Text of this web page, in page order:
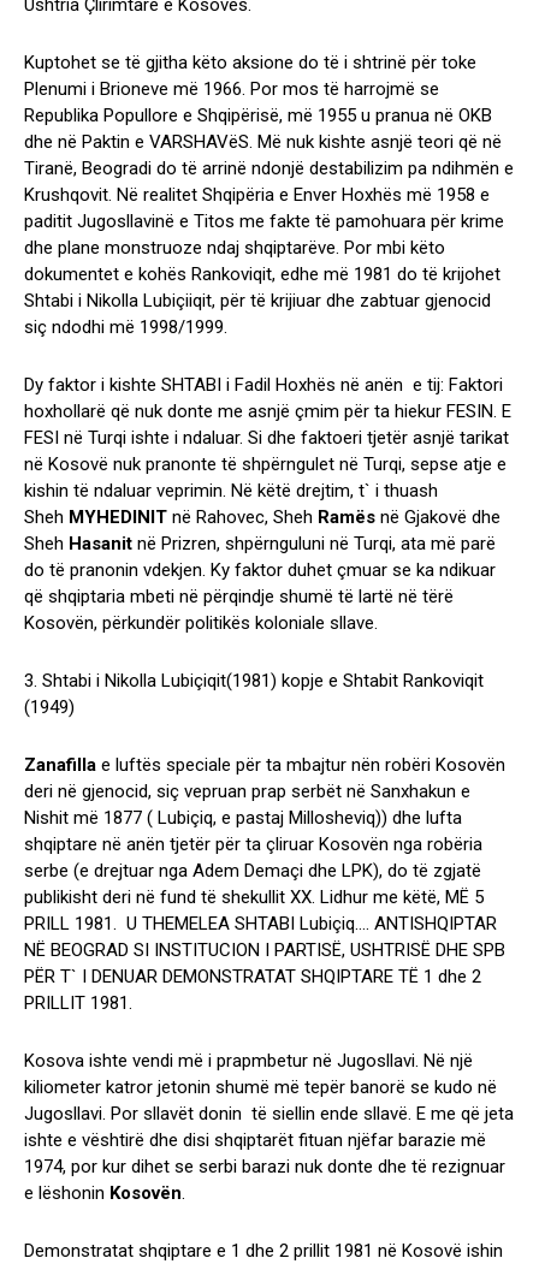
Ushtria Çlirimtare e Kosovës.
Kuptohet se të gjitha këto aksione do të i shtrinë për toke
Plenumi i Brioneve më 1966. Por mos të harrojmë se
Republika Popullore e Shqipërisë, më 1955 u pranua në OKB
dhe në Paktin e VARSHAVëS. Më nuk kishte asnjë teori që në
Tiranë, Beogradi do të arrinë ndonjë destabilizim pa ndihmën e
Krushqovit. Në realitet Shqipëria e Enver Hoxhës më 1958 e
paditit Jugosllavinë e Titos me fakte të pamohuara për krime
dhe plane monstruoze ndaj shqiptarëve. Por mbi këto
dokumentet e kohës Rankoviqit, edhe më 1981 do të krijohet
Shtabi i Nikolla Lubiçiiqit, për të krijiuar dhe zabtuar gjenocid
siç ndodhi më 1998/1999.
Dy faktor i kishte SHTABI i Fadil Hoxhës në anën e tij: Faktori
hoxhollarë që nuk donte me asnjë çmim për ta hiekur FESIN. E
FESI në Turqi ishte i ndaluar. Si dhe faktoeri tjetër asnjë tarikat
në Kosovë nuk pranonte të shpërngulet në Turqi, sepse atje e
kishin të ndaluar veprimin. Në këtë drejtim, t` i thuash
Sheh MYHEDINIT në Rahovec, Sheh Ramës në Gjakovë dhe
Sheh Hasanit në Prizren, shpërnguluni në Turqi, ata më parë
do të pranonin vdekjen. Ky faktor duhet çmuar se ka ndikuar
që shqiptaria mbeti në përqindje shumë të lartë në tërë
Kosovën, përkundër politikës koloniale sllave.
3. Shtabi i Nikolla Lubiçiqit(1981) kopje e Shtabit Rankoviqit
(1949)
Zanafilla e luftës speciale për ta mbajtur nën robëri Kosovën
deri në gjenocid, siç vepruan prap serbët në Sanxhakun e
Nishit më 1877 ( Lubiçiq, e pastaj Millosheviq)) dhe lufta
shqiptare në anën tjetër për ta çliruar Kosovën nga robëria
serbe (e drejtuar nga Adem Demaçi dhe LPK), do të zgjatë
publikisht deri në fund të shekullit XX. Lidhur me këtë, MË 5
PRILL 1981. U THEMELEA SHTABI Lubiçiq…. ANTISHQIPTAR
NË BEOGRAD SI INSTITUCION I PARTISË, USHTRISË DHE SPB
PËR T` I DENUAR DEMONSTRATAT SHQIPTARE TË 1 dhe 2
PRILLIT 1981.
Kosova ishte vendi më i prapmbetur në Jugosllavi. Në një
kiliometer katror jetonin shumë më tepër banorë se kudo në
Jugosllavi. Por sllavët donin të siellin ende sllavë. E me që jeta
ishte e vështirë dhe disi shqiptarët fituan njëfar barazie më
1974, por kur dihet se serbi barazi nuk donte dhe të rezignuar
e lëshonin Kosovën.
Demonstratat shqiptare e 1 dhe 2 prillit 1981 në Kosovë ishin